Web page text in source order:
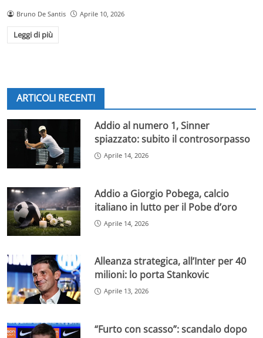
Bruno De Santis Aprile 10, 2026
Leggi di più
ARTICOLI RECENTI
Addio al numero 1, Sinner
spiazzato: subito il controsorpasso
Aprile 14, 2026
Addio a Giorgio Pobega, calcio
italiano in lutto per il Pobe d’oro
Aprile 14, 2026
Alleanza strategica, all’Inter per 40
milioni: lo porta Stankovic
Aprile 13, 2026
“Furto con scasso”: scandalo dopo